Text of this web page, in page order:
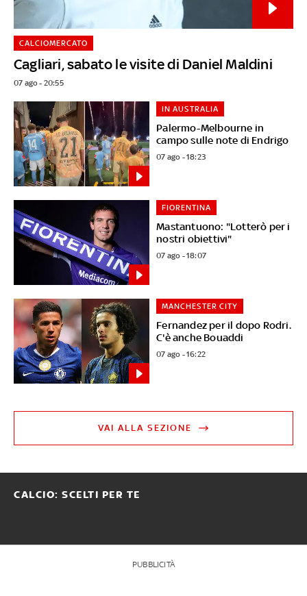
Cagliari, sabato le visite di Daniel Maldini
CALCIOMERCATO
07 ago - 20:55
Palermo-Melbourne in
campo sulle note di Endrigo
IN AUSTRALIA
07 ago - 18:23
Mastantuono: "Lotterò per i
nostri obiettivi"
FIORENTINA
07 ago - 18:07
Fernandez per il dopo Rodri.
C'è anche Bouaddi
MANCHESTER CITY
07 ago - 16:22
VAI ALLA SEZIONE
CALCIO: SCELTI PER TE
PUBBLICITÀ